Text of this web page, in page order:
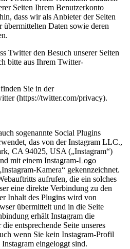
Seiten Ihrem Benutzerkonto
dass wir als Anbieter der Seiten
Daten sowie deren
Twitter den Besuch unserer Seiten
bitte aus Ihrem Twitter-
Sie in der
(https://twitter.com/privacy).
sogenannte Social Plugins
das von der Instagram LLC.,
CA 94025, USA („Instagram“)
mit einem Instagram-Logo
Kamera“ gekennzeichnet.
aufrufen, die ein solches
eine direkte Verbindung zu den
Inhalt des Plugins wird von
übermittelt und in die Seite
erhält Instagram die
entsprechende Seite unseres
wenn Sie kein Instagram-Profil
eingeloggt sind.